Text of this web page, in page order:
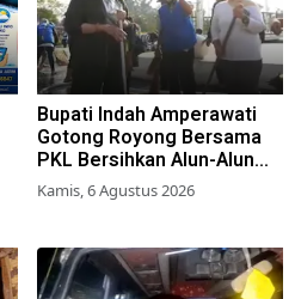
Bupati Indah Amperawati
Gotong Royong Bersama
PKL Bersihkan Alun-Alun
Lumajang
Kamis, 6 Agustus 2026